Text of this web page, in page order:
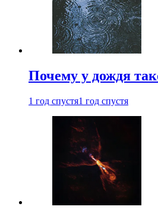
Почему у дождя
1 год спустя1 год спустя